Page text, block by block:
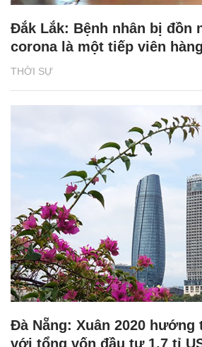
THỜI SỰ
Đắk Lắk: Bệnh nhân bị đồn
corona là một tiếp viên
Đà Nẵng: Xuân 2020 hướng
với tổng vốn đầu tư 1,7 tỉ